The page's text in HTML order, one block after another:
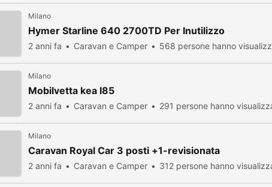
Milano
Hymer Starline 640 2700TD Per Inutilizzo
2 anni fa Caravan e Camper 568 persone hanno
Milano
Mobilvetta kea I85
2 anni fa Caravan e Camper 291 persone hanno
Milano
Caravan Royal Car 3 posti +1-revisionata
2 anni fa Caravan e Camper 312 persone hanno